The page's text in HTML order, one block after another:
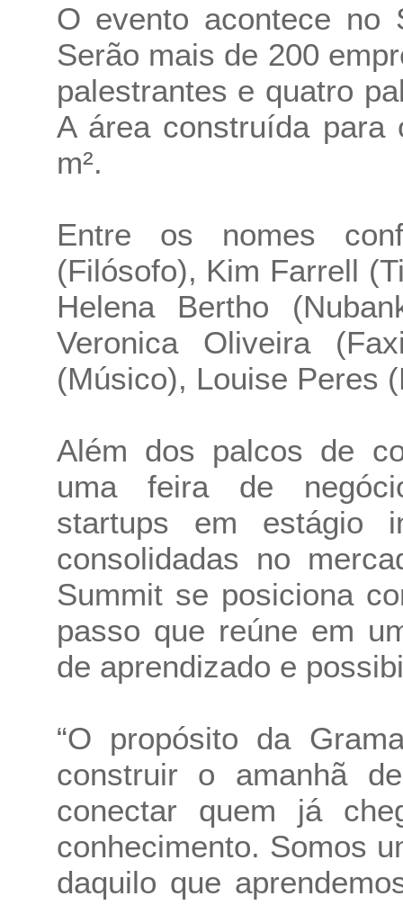
O evento acontece no
Serão mais de 200
palestrantes e quatro
A área construída
m².
Entre os nomes
(Filósofo), Kim Farrell
Helena Bertho
Veronica Oliveira
(Músico), Louise Peres
Além dos palcos de
uma feira de
startups em estágio
consolidadas no
Summit se posiciona
passo que reúne em
de aprendizado e
“O propósito da
construir o amanhã
conectar quem já
conhecimento. Somos
daquilo que